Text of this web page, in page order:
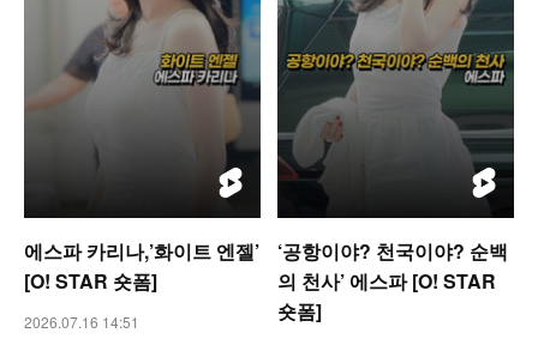
에스파 카리나,’화이트 엔젤’
[O! STAR 숏폼]
2026.07.16 14:51
‘공항이야? 천국이야? 순백
의 천사’ 에스파 [O! STAR
숏폼]